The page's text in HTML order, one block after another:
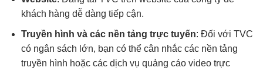
khách hàng dễ dàng tiếp cận.
Truyền hình và các nền tảng trực tuyến: Đối với TVC
có ngân sách lớn, bạn có thể cân nhắc các nền tảng
truyền hình hoặc các dịch vụ quảng cáo video trực